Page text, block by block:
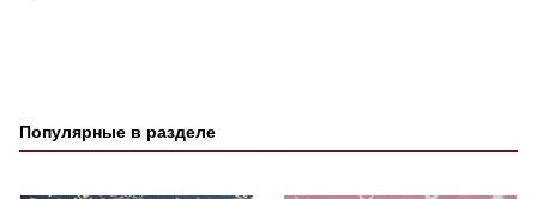
Популярные в разделе